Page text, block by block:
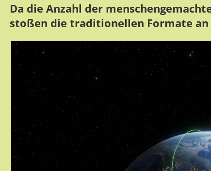
Da die Anzahl der
stoßen die traditionellen Formate an